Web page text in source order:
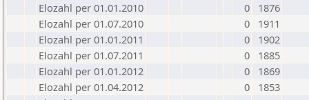
Elozahl per 01.01.2010
0
1876
Elozahl per 01.07.2010
0
1911
Elozahl per 01.01.2011
0
1902
Elozahl per 01.07.2011
0
1885
Elozahl per 01.01.2012
0
1869
Elozahl per 01.04.2012
0
1853